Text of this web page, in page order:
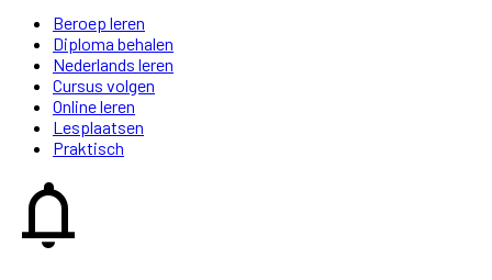
Beroep leren
Diploma behalen
Nederlands leren
Cursus volgen
Online leren
Lesplaatsen
Praktisch
notifications